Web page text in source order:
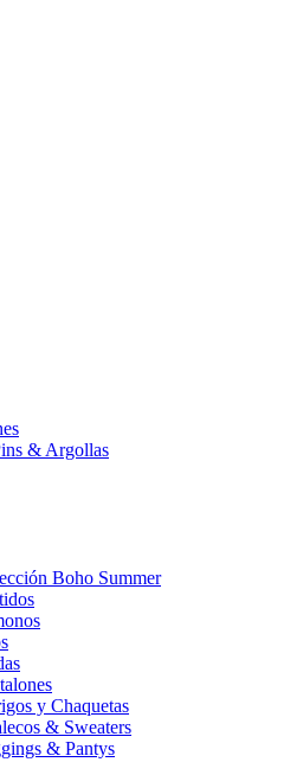
& Argollas
Boho Summer
y Chaquetas
& Sweaters
& Pantys